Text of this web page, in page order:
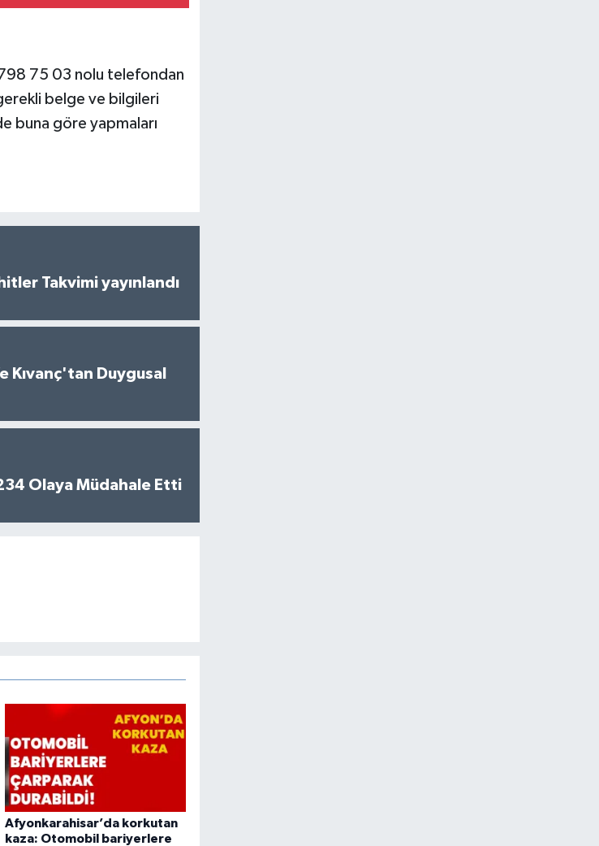
75 03 nolu telefondan
belge ve bilgileri
buna göre yapmaları
Takvimi yayınlandı
Kıvanç'tan Duygusal
Olaya Müdahale Etti
Afyonkarahisar’da korkutan
kaza: Otomobil bariyerlere